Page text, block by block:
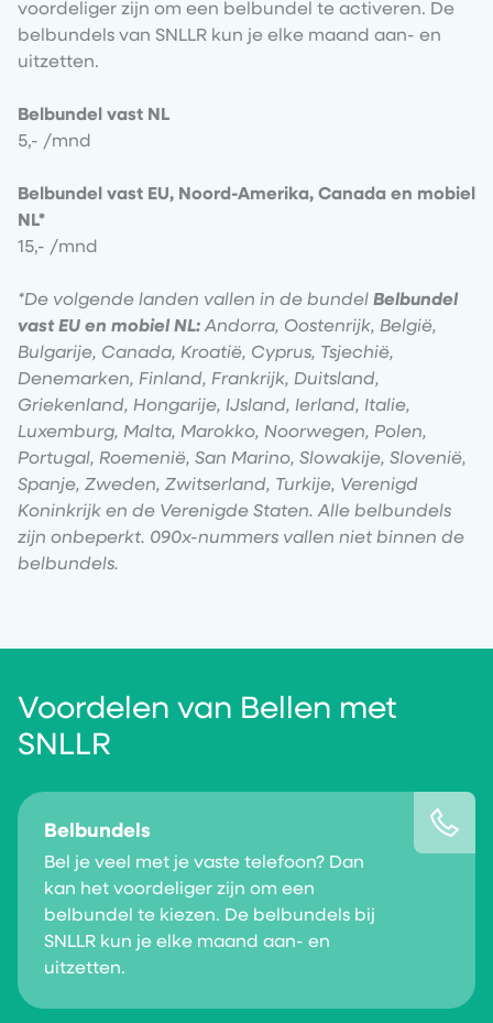
voordeliger zijn om een belbundel te activeren. De
belbundels van SNLLR kun je elke maand aan- en
uitzetten.
Belbundel vast NL
5,- /mnd
Belbundel vast EU, Noord-Amerika, Canada en mobiel
NL*
15,- /mnd
*De volgende landen vallen in de bundel Belbundel
vast EU en mobiel NL: Andorra, Oostenrijk, België,
Bulgarije, Canada, Kroatië, Cyprus, Tsjechië,
Denemarken, Finland, Frankrijk, Duitsland,
Griekenland, Hongarije, IJsland, Ierland, Italie,
Luxemburg, Malta, Marokko, Noorwegen, Polen,
Portugal, Roemenië, San Marino, Slowakije, Slovenië,
Spanje, Zweden, Zwitserland, Turkije, Verenigd
Koninkrijk en de Verenigde Staten. Alle belbundels
zijn onbeperkt. 090x-nummers vallen niet binnen de
belbundels.
Voordelen van Bellen met
SNLLR
Belbundels
Bel je veel met je vaste telefoon? Dan
kan het voordeliger zijn om een
belbundel te kiezen. De belbundels bij
SNLLR kun je elke maand aan- en
uitzetten.